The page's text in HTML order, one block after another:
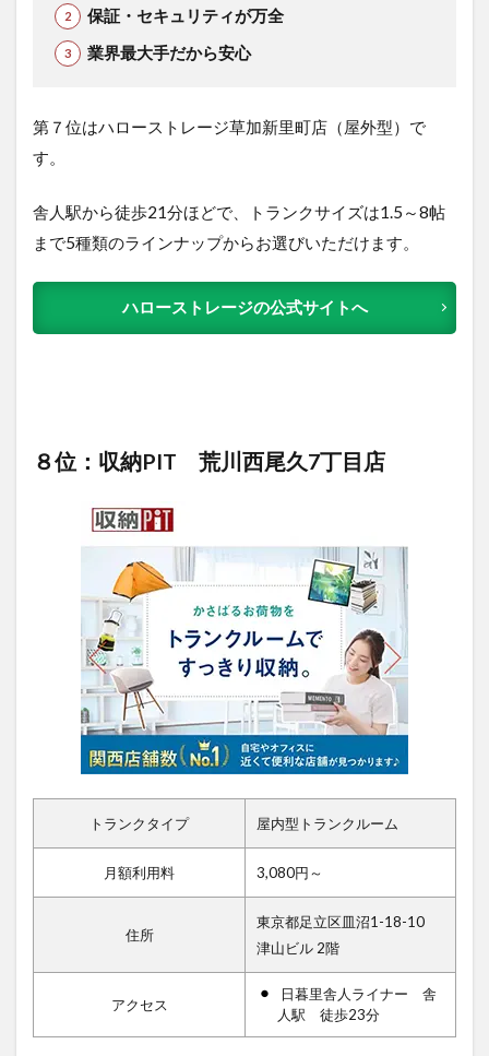
保証・セキュリティが万全
業界最大手だから安心
第７位はハローストレージ草加新里町店（屋外型）で
す。
舎人駅から徒歩21分ほどで、トランクサイズは1.5～8帖
まで5種類のラインナップからお選びいただけます。
ハローストレージの公式サイトへ
８位：収納PIT 荒川西尾久7丁目店
トランクタイプ 屋内型トランクルーム
月額利用料 3,080円～
住所
東京都足立区皿沼1-18-10
津山ビル 2階
アクセス
日暮里舎人ライナー 舎
人駅 徒歩23分